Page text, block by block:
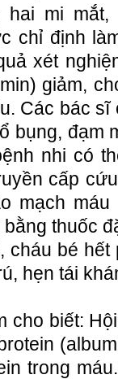
mi
chỉ định
xét
giảm,
Các bác sĩ
bụng, đạm
nhi có
cấp
mạch
thuốc
cháu bé
hẹn tái
biết: Hội
trong